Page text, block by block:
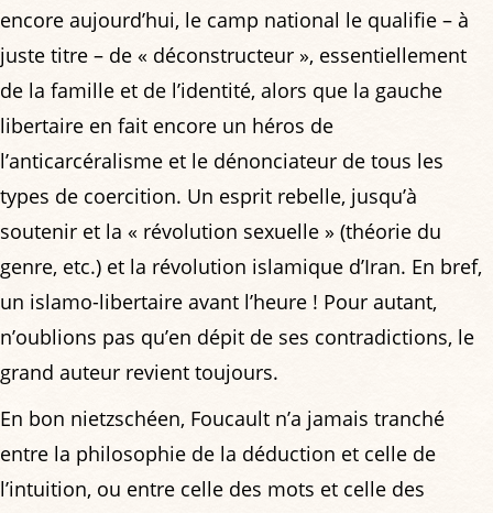
encore aujourd’hui, le camp national le qualifie – à
juste titre – de « déconstructeur », essentiellement
de la famille et de l’identité, alors que la gauche
libertaire en fait encore un héros de
l’anticarcéralisme et le dénonciateur de tous les
types de coercition. Un esprit rebelle, jusqu’à
soutenir et la « révolution sexuelle » (théorie du
genre, etc.) et la révolution islamique d’Iran. En bref,
un islamo-libertaire avant l’heure ! Pour autant,
n’oublions pas qu’en dépit de ses contradictions, le
grand auteur revient toujours.
En bon nietzschéen, Foucault n’a jamais tranché
entre la philosophie de la déduction et celle de
l’intuition, ou entre celle des mots et celle des